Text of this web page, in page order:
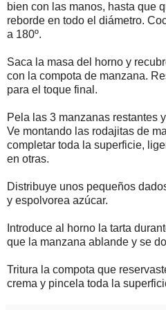
bien con las manos, hasta que
reborde en todo el diámetro.
a 180º.
Saca la masa del horno y
con la compota de manzana.
para el toque final.
Pela las 3 manzanas restantes
Ve montando las rodajitas de
completar toda la superficie,
en otras.
Distribuye unos pequeños
y espolvorea azúcar.
Introduce al horno la tarta
que la manzana ablande y se
Tritura la compota que
crema y pincela toda la